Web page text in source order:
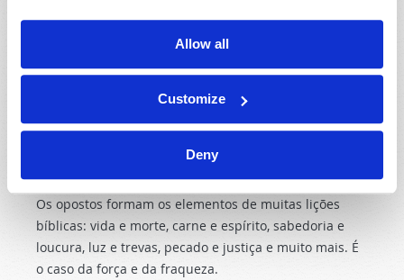
Allow all
Customize
Deny
Os opostos formam os elementos de muitas lições
bíblicas: vida e morte, carne e espírito, sabedoria e
loucura, luz e trevas, pecado e justiça e muito mais. É
o caso da força e da fraqueza.